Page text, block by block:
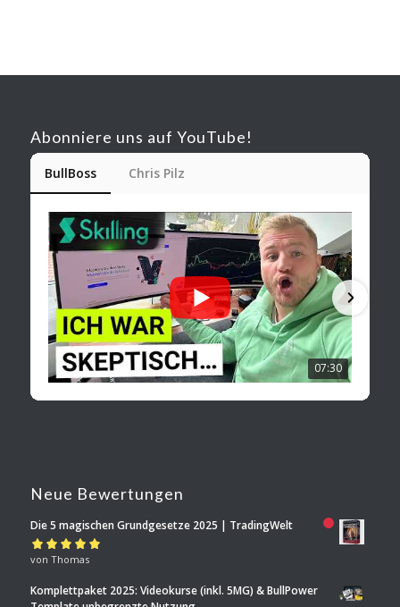
Abonniere uns auf YouTube!
BullBoss Chris Pilz
07:30
Neue Bewertungen
Die 5 magischen Grundgesetze 2025 | TradingWelt
Bewertet mit
von Thomas
Komplettpaket 2025: Videokurse (inkl. 5MG) & BullPower